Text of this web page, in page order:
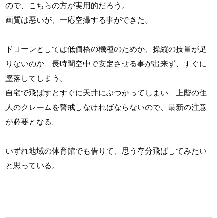
ので、こちらの方が実用的だろう。
画質は悪いが、一応空撮する事ができた。
ドローンとしては低価格の機種のためか、操縦の技量が足
りないのか、長時間空中で安定させる事が出来ず、すぐに
墜落してしまう。
自宅で飛ばすとすぐに天井にぶつかってしまい、上階の住
人のクレームを警戒しなければならないので、最新の注意
が必要となる。
いずれ地域の体育館でも借りて、思う存分飛ばしてみたい
と思っている。